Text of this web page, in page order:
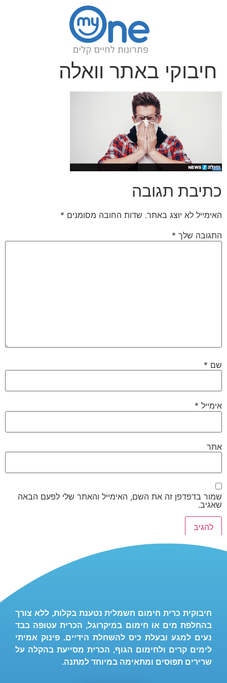
חיבוקי באתר וואלה
כתיבת תגובה
האימייל לא יוצג באתר. שדות החובה מסומנים *
התגובה שלך *
שם *
אימייל *
אתר
שמור בדפדפן זה את השם, האימייל והאתר שלי לפעם הבאה
שאגיב.
חיבוקית כרית חימום חשמלית נטענת בקלות, ללא צורך
בהחלפת מים או חימום במיקרוגל, הכרית עטופה בבד
נעים למגע ובעלת כיס להשחלת הידיים. פינוק אמיתי
לימים קרים ולחימום הגוף, הכרית מסייעת בהקלה על
שרירים תפוסים ומתאימה במיוחד למתנה.